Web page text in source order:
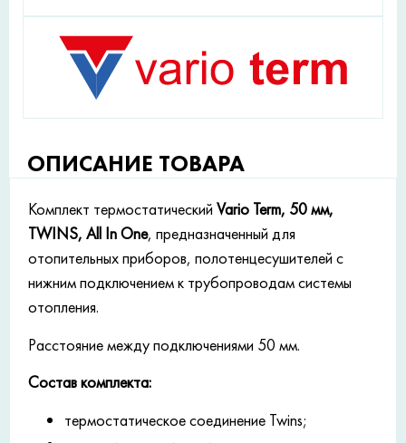
ОПИСАНИЕ ТОВАРА
Комплект термостатический Vario Term, 50 мм,
TWINS, All In One, предназначенный для
отопительных приборов, полотенцесушителей с
нижним подключением к трубопроводам системы
отопления.
Расстояние между подключениями 50 мм.
Состав комплекта:
термостатическое соединение Twins;